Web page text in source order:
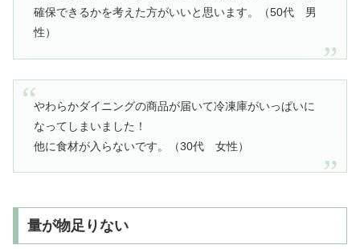
確保できるかを考えた方がいいと思います。（50代 男
性）
やわらかダイニングの商品が届いて冷凍庫がいっぱいに
なってしまいました！
他に食材が入らないです。（30代 女性）
量が物足りない